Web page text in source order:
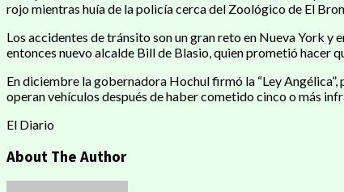
rojo mientras huía de la policía cerca del Zoológico de El
Los accidentes de tránsito son un gran reto en Nueva York y
entonces nuevo alcalde Bill de Blasio, quien prometió hacer
En diciembre la gobernadora Hochul firmó la “Ley
operan vehículos después de haber cometido cinco o más
El Diario
About The Author